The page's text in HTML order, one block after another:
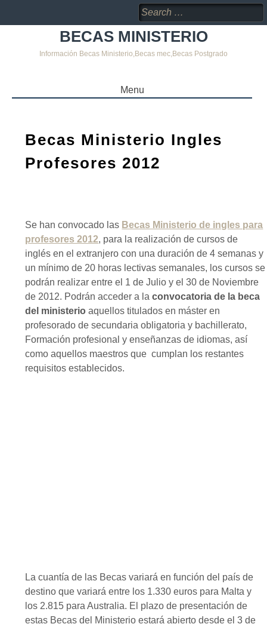
Search
for:
BECAS MINISTERIO
Información Becas Ministerio,Becas mec,Becas Postgrado
Menu
CONTENT
Becas Ministerio Ingles
Profesores 2012
Se han convocado las Becas Ministerio de ingles para
profesores 2012, para la realización de cursos de
inglés en el extranjero con una duración de 4 semanas y
un mínimo de 20 horas lectivas semanales, los cursos se
podrán realizar entre el 1 de Julio y el 30 de Noviembre
de 2012. Podrán acceder a la convocatoria de la beca
del ministerio aquellos titulados en máster en
profesorado de secundaria obligatoria y bachillerato,
Formación profesional y enseñanzas de idiomas, así
como aquellos maestros que cumplan los restantes
requisitos establecidos.
La cuantía de las Becas variará en función del país de
destino que variará entre los 1.330 euros para Malta y
los 2.815 para Australia. El plazo de presentación de
estas Becas del Ministerio estará abierto desde el 3 de